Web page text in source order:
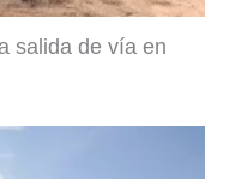
salida de vía en